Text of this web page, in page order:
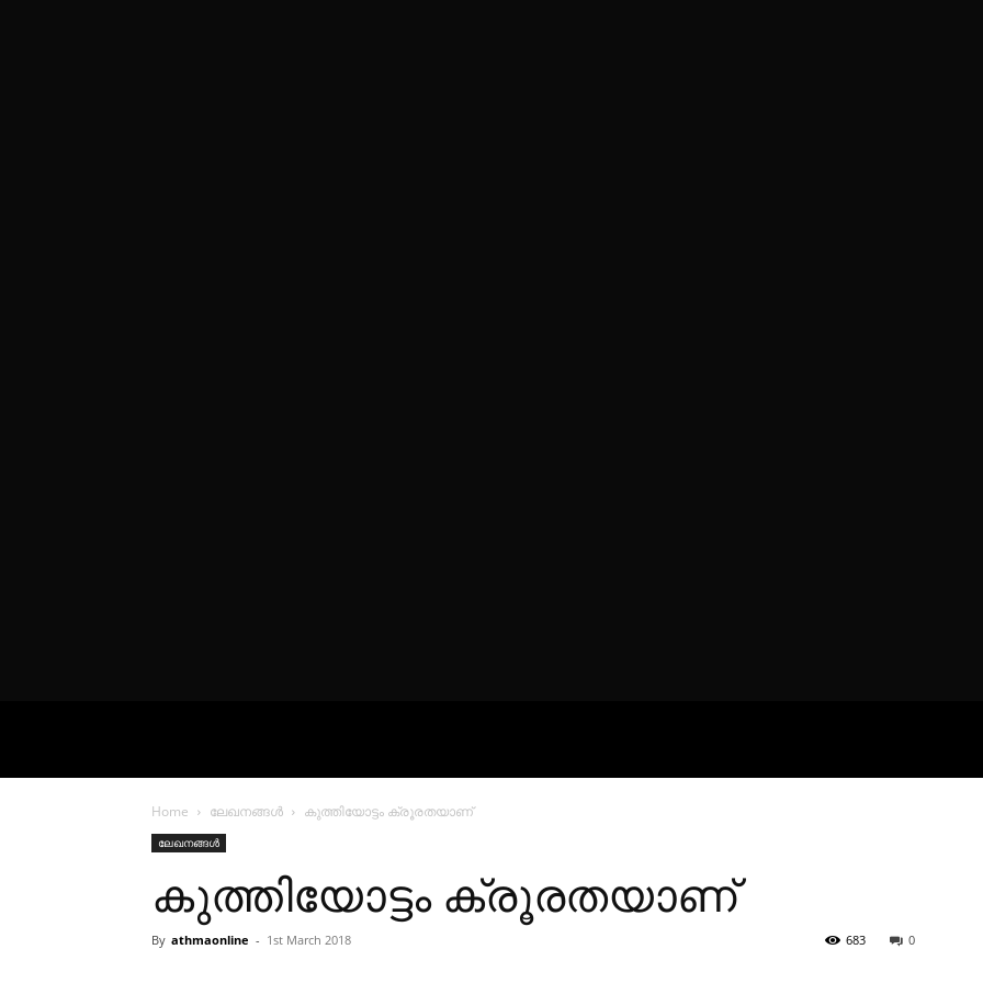
Home ലേഖനങ്ങൾ കുത്തിയോട്ടം ക്രൂരതയാണ്
ലേഖനങ്ങൾ
കുത്തിയോട്ടം ക്രൂരതയാണ്
By athmaonline - 1st March 2018 0
683